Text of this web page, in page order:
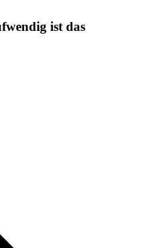
ist das